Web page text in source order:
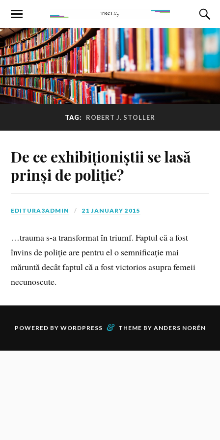
TAG: ROBERT J. STOLLER
De ce exhibiționiștii se lasă
prinși de poliție?
EDITURA3ADMIN 21 JANUARY 2015
…trauma s-a transformat în triumf. Faptul că a fost
învins de poliţie are pentru el o semnificaţie mai
măruntă decât faptul că a fost victorios asupra femeii
necunoscute.
POWERED BY WORDPRESS & THEME BY ANDERS NORÉN